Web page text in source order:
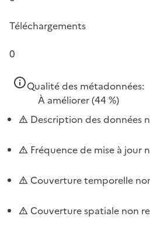
Téléchargements
0
Qualité des métadonnées:
À améliorer(44 %)
Description des données
Fréquence de mise à jour
Couverture temporelle
Couverture spatiale non